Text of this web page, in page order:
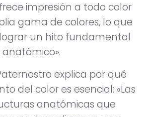
impresión a todo color
gama de colores, lo que
un hito fundamental
explica por qué
del color es esencial: «Las
anatómicas que